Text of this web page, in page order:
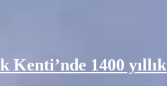
Kenti’nde 1400